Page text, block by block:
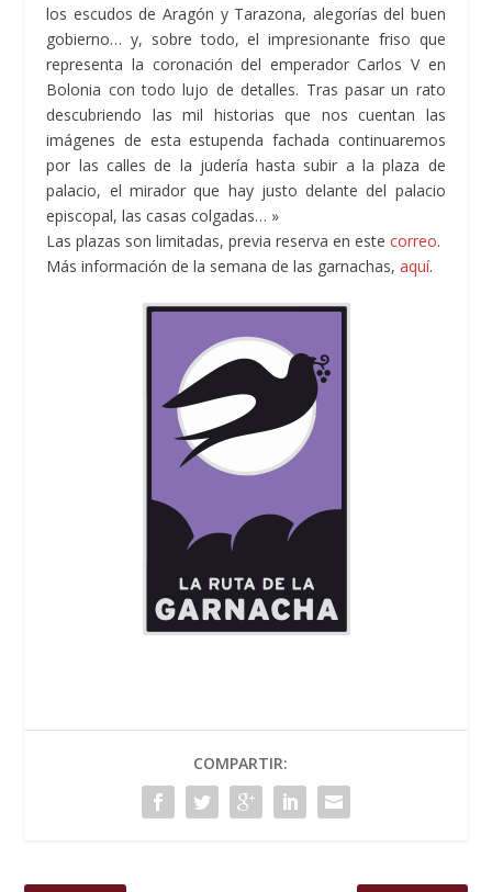
los escudos de Aragón y Tarazona, alegorías del buen
gobierno… y, sobre todo, el impresionante friso que
representa la coronación del emperador Carlos V en
Bolonia con todo lujo de detalles. Tras pasar un rato
descubriendo las mil historias que nos cuentan las
imágenes de esta estupenda fachada continuaremos
por las calles de la judería hasta subir a la plaza de
palacio, el mirador que hay justo delante del palacio
episcopal, las casas colgadas… »
Las plazas son limitadas, previa reserva en estecorreo.
Más información de la semana de las garnachas,aquí.
COMPARTIR: